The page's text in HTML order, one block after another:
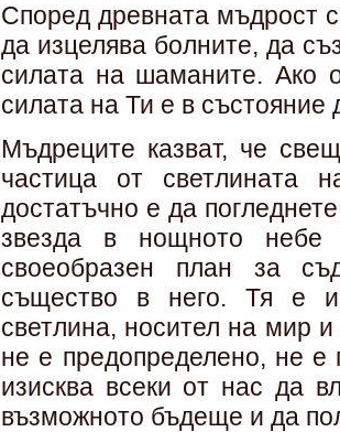
Според древната мъдрост
да изцелява болните, да
силата на шаманите. Ако
силата на Ти е в
Мъдреците казват, че
частица от
достатъчно е да
звезда в нощното
своеобразен план за
същество в него. Тя е
светлина, носител на мир
не е предопределено, не е
изисква всеки от нас да
възможното бъдеще и да